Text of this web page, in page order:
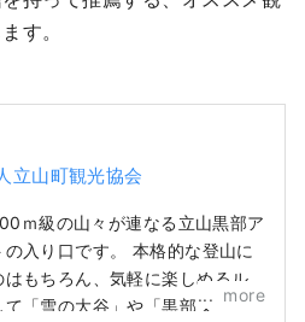
す。
立山町観光協会
ｍ級の山々が連なる立山黒部ア
の入り口です。 本格的な登山に
もちろん、気軽に楽しめるル
て「雪の大谷」や「黒部ダ
more